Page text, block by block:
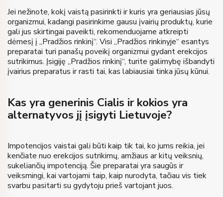
Jei nežinote, kokį vaistą pasirinkti ir kuris yra geriausias jūsų
organizmui, kadangi pasirinkime gausu įvairių produktų, kurie
gali jus skirtingai paveikti, rekomenduojame atkreipti
dėmesį į „Pradžios rinkinį“. Visi „Pradžios rinkinyje“ esantys
preparatai turi panašų poveikį organizmui gydant erekcijos
sutrikimus. Įsigiję „Pradžios rinkinį“, turite galimybę išbandyti
įvairius preparatus ir rasti tai, kas labiausiai tinka jūsų kūnui.
Kas yra generinis Cialis ir kokios yra
alternatyvos jį įsigyti Lietuvoje?
Impotencijos vaistai gali būti kaip tik tai, ko jums reikia, jei
kenčiate nuo erekcijos sutrikimų, amžiaus ar kitų veiksnių,
sukeliančių impotenciją. Šie preparatai yra saugūs ir
veiksmingi, kai vartojami taip, kaip nurodyta, tačiau vis tiek
svarbu pasitarti su gydytoju prieš vartojant juos.